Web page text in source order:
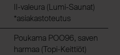
II-valeura (Lumi-Saunat)
*asiakastoteutus
Poukama POO96, saven
harmaa (Topi-Keittiöt)